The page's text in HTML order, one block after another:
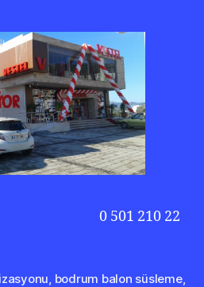
210 22
bodrum balon süsleme,